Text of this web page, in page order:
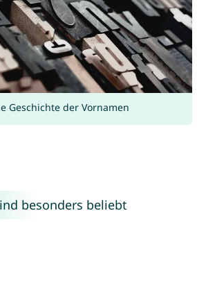
Geschichte der Vornamen
besonders beliebt